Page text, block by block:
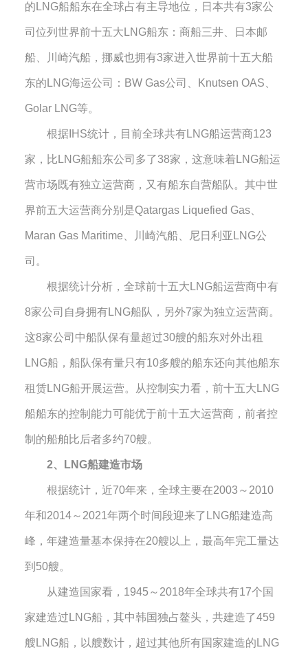
的 LNG船船东在全球占有主导地位，日本共有3家公
司位列世界前十五大 LNG船东：商船三井、日本邮
船、川崎汽船，挪威也拥有3家进入世界前十五大船
东的 LNG海运公司： BW Gas公司、 Knutsen OAS
Golar LNG等。
根据IHS统计，目前全球共有LNG船运营商123
家，比 LNG船船东公司多了38家，这意味着 LNG船运
营市场既有独立运营商，又有船东自营船队。其中世
界前五大运营商分别是Qatargas Liquefied Gas、
Maran Gas Maritime 、川崎汽船、尼日利亚 LNG公
司。
根据统计分析，全球前十五大 LNG船运营商中有
8家公司自身拥有LNG船队，另外7家为独立运营商。
这8家公司中船队保有量超过30艘的船东对外出租
LNG船，船队保有量只有10多艘的船东还向其他船东
租赁LNG船开展运营。从控制实力看，前十五大 LNG
船船东的控制能力可能优于前十五大运营商，前者控
制的船舶比后者多约70艘。
2、 LNG船建造市场
根据统计，近70年来，全球主要在2003 ～ 2010
年和2014～ 2021年两个时间段迎来了 LNG船建造高
峰，年建造量基本保持在20艘以上，最高年完工量达
到 50艘。
从建造国家看， 1945 ～ 2018年全球共有17个国
家建造过 LNG船，其中韩国独占鳌头，共建造了459
艘 LNG船，以艘数计，超过其他所有国家建造的 LNG